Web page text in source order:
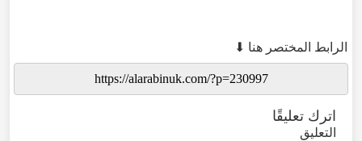
الرابط المختصر هنا ⬇
اترك تعليقًا
التعليق